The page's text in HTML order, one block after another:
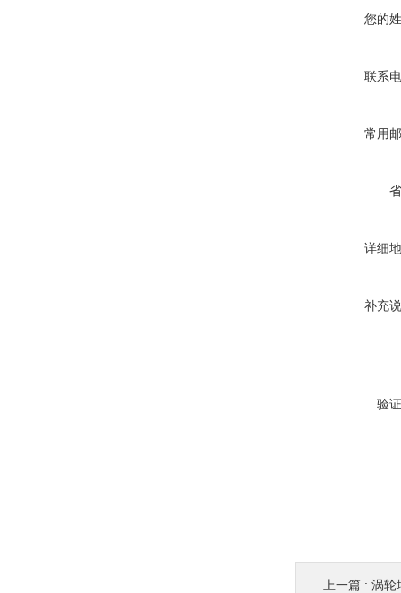
您的
联系
常用
详细
补充
验
上一篇 : 涡轮